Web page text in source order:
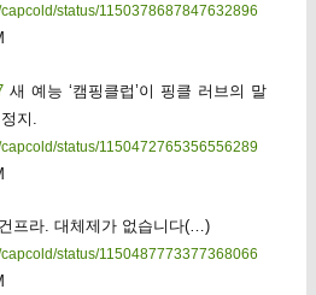
capcold/status/1150378687847632896
새 예능 ‘캠핑클럽’이 핑클 러브의 말
지.
capcold/status/1150472765356556289
프라. 대체제가 없습니다(…)
capcold/status/1150487773377368066